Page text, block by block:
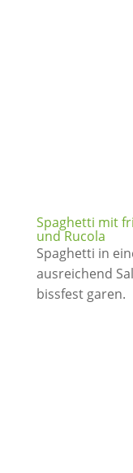
Spaghetti mit
und Rucola
Spaghetti in
ausreichend
bissfest garen.